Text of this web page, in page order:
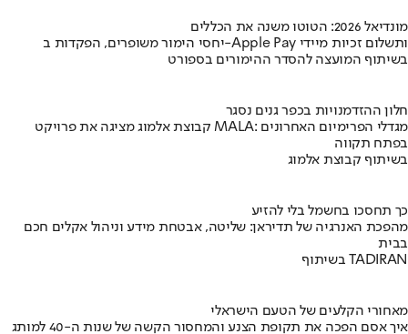
מונדיאל 2026: הטוטו משנה את הכללים
יחסי הימור משופרים, הפקדות ב-Apple Pay ותשלום זכיות מיידי
בשיתוף המועצה להסדר ההימורים בספורט
חלון ההזדמנויות בכפר גנים נסגר
קבוצת אלמוג מציגה את פרויקט MALA: מגדלי הפרימיום האחרונים
בפתח תקווה
בשיתוף קבוצת אלמוג
כך תחסכו בחשמל בלי להזיע
מהפכת האנרגיה של תדיראן: שליטה, אבטחת מידע וניהול אקלים חכם
בבית
בשיתוף TADIRAN
מאחורי הקלעים של הטעם הישראלי
איך אסם הפכה את תקופת הצנע והמחסור הקשה של שנות ה-40 למותג